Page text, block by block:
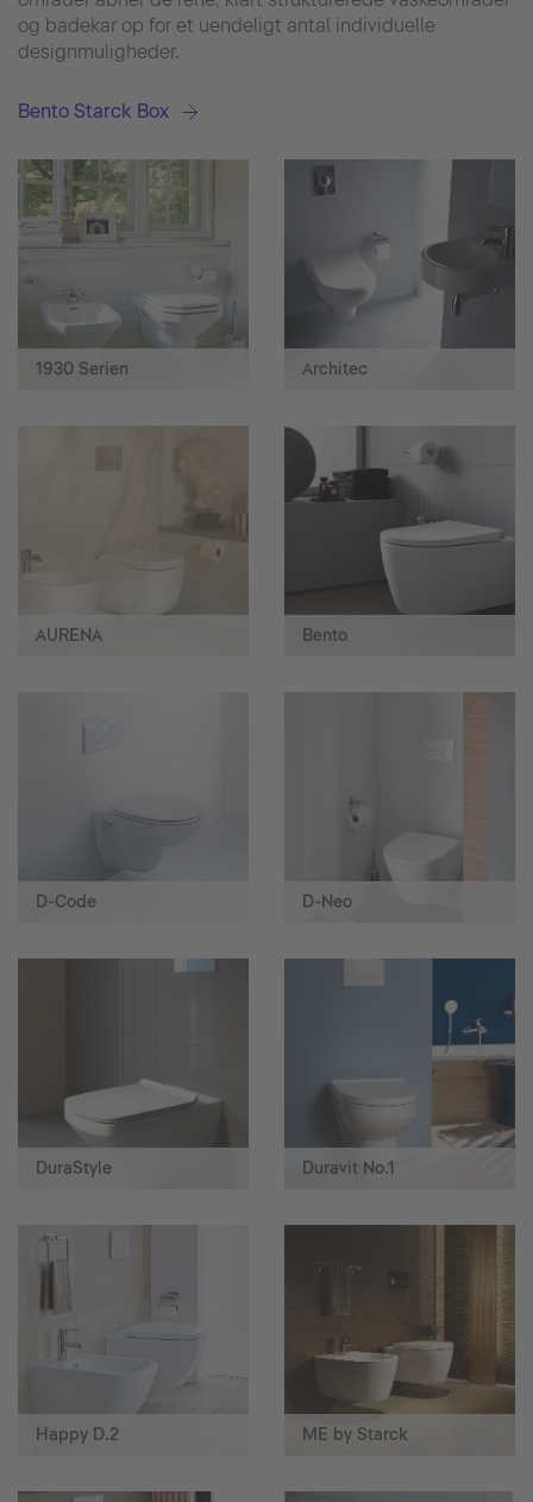
og badekar op for et uendeligt antal individuelle
designmuligheder.
Bento Starck Box
1930 Serien Architec
AURENA Bento
D-Code D-Neo
DuraStyle Duravit No.1
Happy D.2 ME by Starck